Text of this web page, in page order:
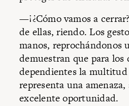
—¡¿Cómo vamos a
de ellas, riendo. Los
manos, reprochándonos
demuestran que para los
dependientes la
representa una
excelente oportunidad.